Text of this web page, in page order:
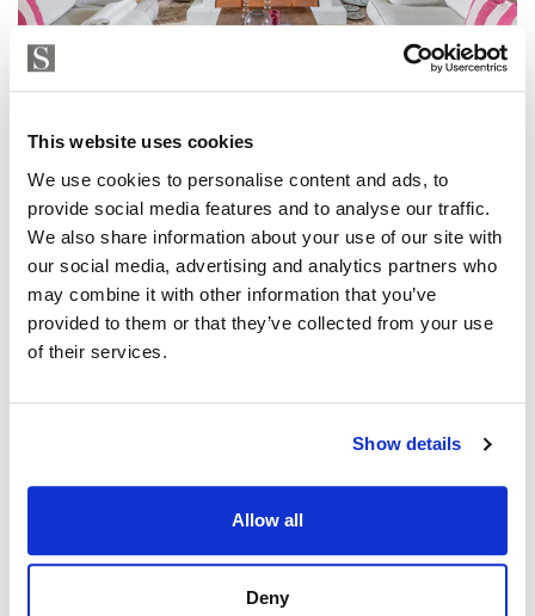
This website uses cookies
We use cookies to personalise content and ads, to
provide social media features and to analyse our traffic.
We also share information about your use of our site with
our social media, advertising and analytics partners who
may combine it with other information that you’ve
provided to them or that they’ve collected from your use
of their services.
Show details
Allow all
Deny
LOMAHUONEISTO, RAASEPORI
Munkbackantie 2, Åminnefors
152 m² • 260 000 € • 3h,k,kaksi parvea... • 1913